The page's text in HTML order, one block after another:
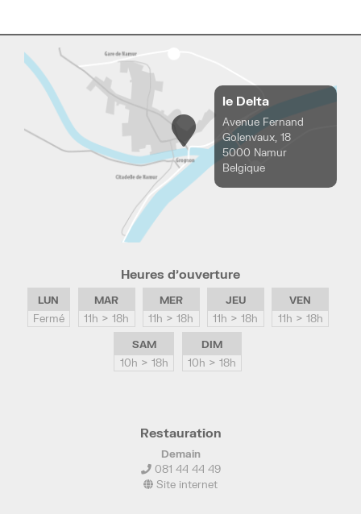
le Delta
Avenue Fernand
Golenvaux, 18
5000 Namur
Belgique
Heures d’ouverture
LUN
Fermé
MAR
11h > 18h
MER
11h > 18h
JEU
11h > 18h
VEN
11h > 18h
SAM
10h > 18h
DIM
10h > 18h
Restauration
Demain
081 44 44 49
Site internet